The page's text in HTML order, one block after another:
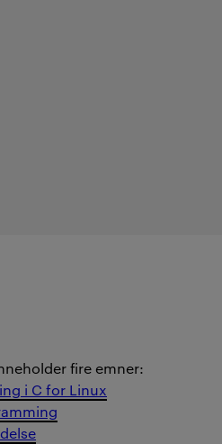
fire emner:
i C for Linux